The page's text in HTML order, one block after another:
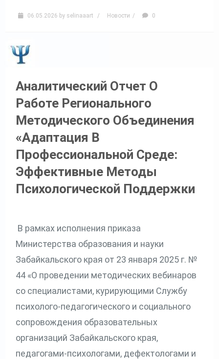
06.05.2026 by selinaaart / Новости / 0
Аналитический Отчет О
Работе Регионального
Методического Объединения
«Адаптация В
Профессиональной Среде:
Эффективные Методы
Психологической Поддержки
В рамках исполнения приказа
Министерства образования и науки
Забайкальского края от 23 января 2025 г. №
44 «О проведении методических вебинаров
со специалистами, курирующими Службу
психолого-педагогического и социального
сопровождения образовательных
организаций Забайкальского края,
педагогами-психологами, дефектологами и